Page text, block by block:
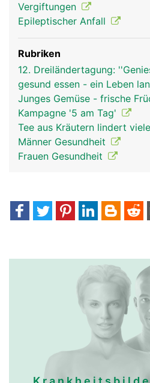
Vergiftungen
Epileptischer Anfall
Rubriken
12. Dreiländertagung:
gesund essen - ein Leben
Junges Gemüse - frische
Kampagne '5 am Tag'
Tee aus Kräutern lindert
Männer Gesundheit
Frauen Gesundheit